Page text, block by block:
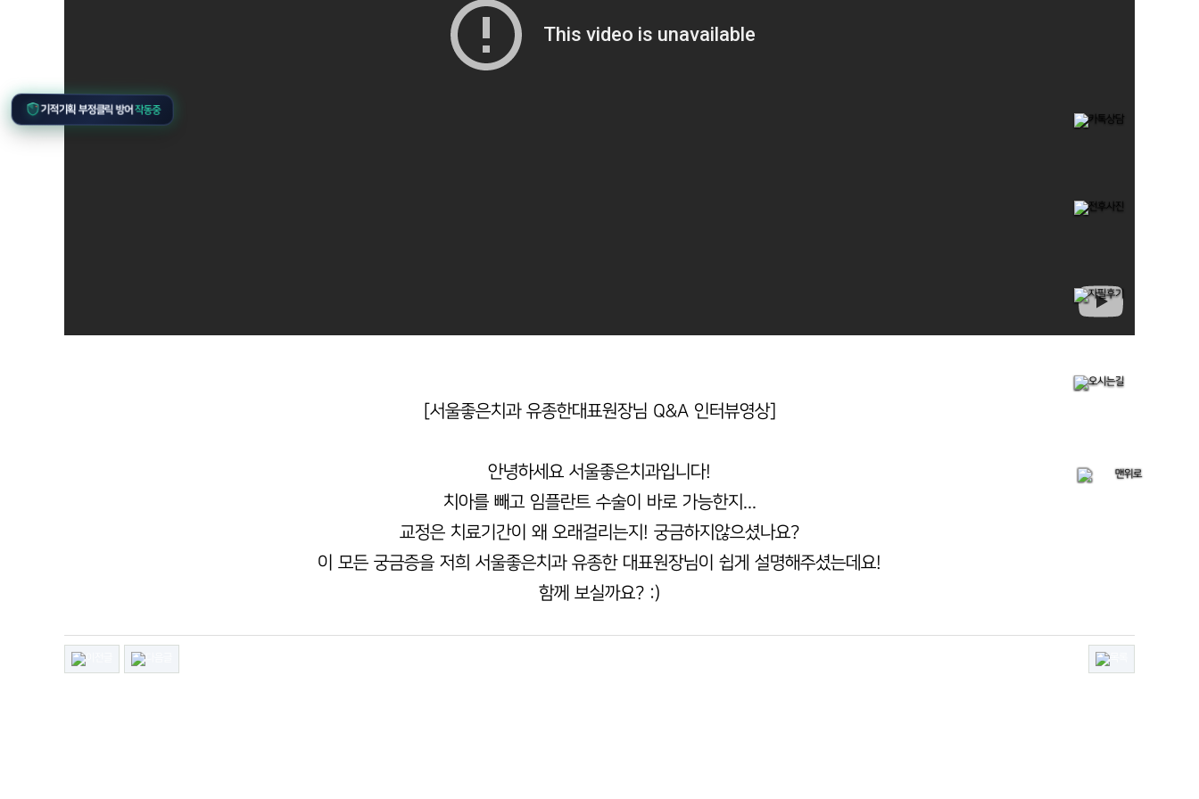
[서울좋은치과 유종한대표원장님 Q&A 인터뷰영상]
안녕하세요 서울좋은치과입니다!
치아를 빼고 임플란트 수술이 바로 가능한지...
교정은 치료기간이 왜 오래걸리는지! 궁금하지않으셨나요?
이 모든 궁금증을 저희 서울좋은치과 유종한 대표원장님이 쉽게 설명해주셨는데요!
함께 보실까요? :)
기적기획 부정클릭 방어작동중